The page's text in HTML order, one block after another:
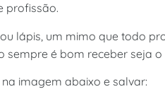
profissão.
lápis, um mimo que todo
sempre é bom receber seja
imagem abaixo e salvar: